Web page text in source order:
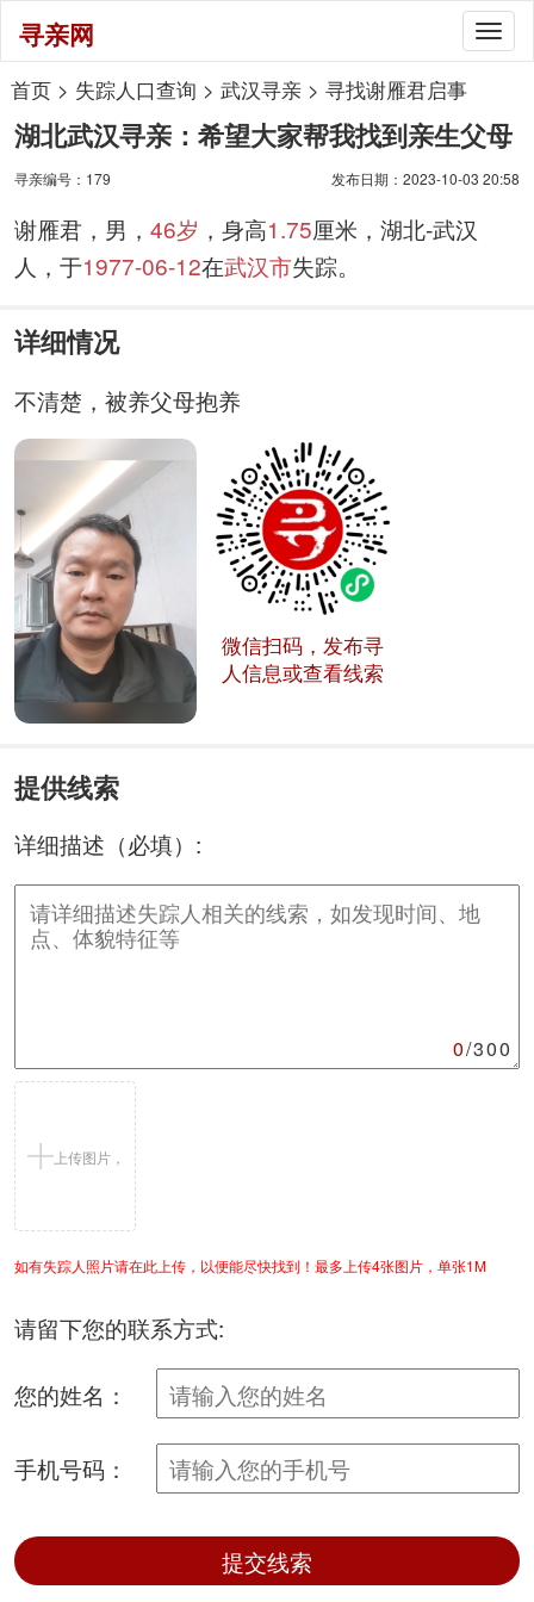
寻亲网
首页> 失踪人口查询 > 武汉寻亲> 寻找谢雁君启事
湖北武汉寻亲：希望大家帮我找到亲生父母
寻亲编号：179 发布日期：2023-10-03 20:58
谢雁君，男， 46岁 ，身高1.75厘米，湖北-武汉
人，于1977-06-12在武汉市失踪。
详细情况
不清楚，被养父母抱养
微信扫码，发布寻
人信息或查看线索
提供线索
详细描述（必填）:
0/300
上传图片，
如有失踪人照片请在此上传，以便能尽快找到！最多上传4张图片，单张1M
请留下您的联系方式:
您的姓名：
手机号码：
提交线索